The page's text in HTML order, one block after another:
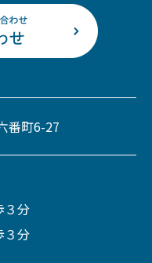
番町6-27
３分
３分